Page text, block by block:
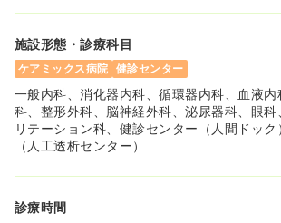
施設形態・診療科目
ケアミックス病院 健診センター
一般内科、消化器内科、循環器内科、血液
科、整形外科、脳神経外科、泌尿器科、眼
リテーション科、健診センター（人間ドック
（人工透析センター）
診療時間